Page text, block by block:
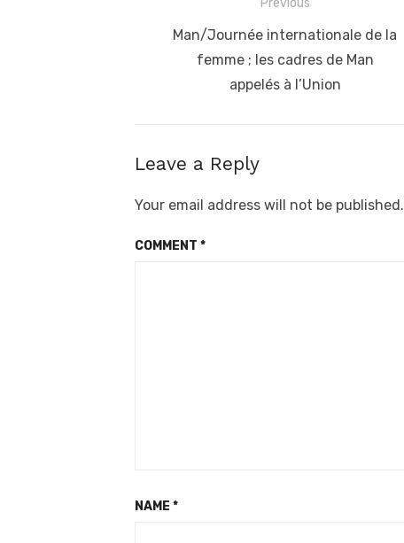
navigation
Previous
Previous
post:
Man/Journée internationale de la
femme ; les cadres de Man
appelés à l’Union
Leave a Reply
Your email address will not be published.
COMMENT *
NAME *